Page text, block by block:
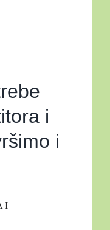
i
i
I